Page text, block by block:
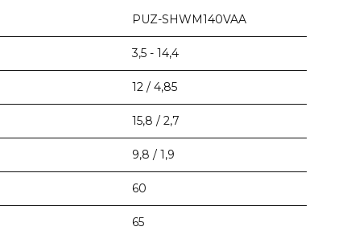
PUZ-SHWM140VAA
3,5 - 14,4
12 / 4,85
15,8 / 2,7
9,8 / 1,9
60
65